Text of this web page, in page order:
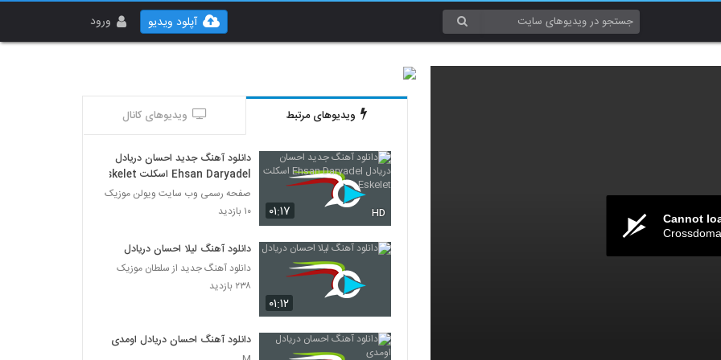
ورود آپلود ویدیو
Cannot
ویدیوهای مرتبط ویدیوهای کانال
۰۱:۱۷ HD
دانلود آهنگ جدید احسان دریادل
Ehsan Daryadel اسکلت Eskelet
صفحه رسمی وب سایت ویولن موزیک
۱۰ بازدید
۰۱:۱۲
دانلود آهنگ لیلا احسان دریادل
دانلود آهنگ جدید از سلطان موزیک
۲۳۸ بازدید
دانلود آهنگ احسان دریادل اومدی